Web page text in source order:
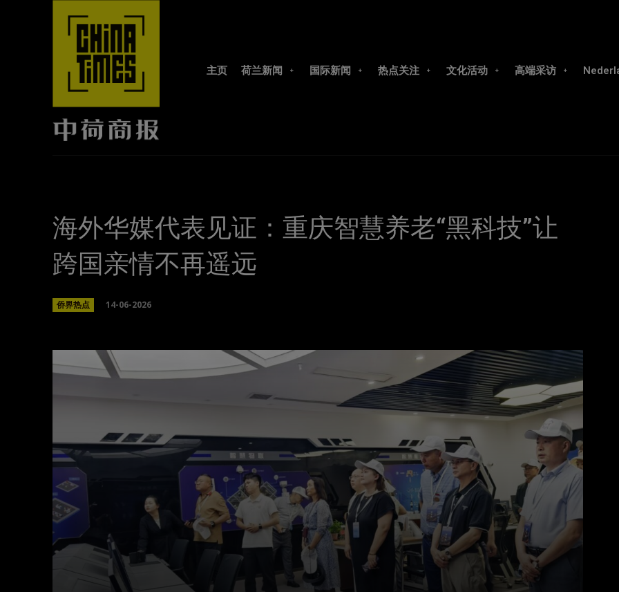
主页 荷兰新闻 国际新闻 热点关注 文化活动 高端采访
海外华媒代表见证：重庆智慧养老“黑科技”让
跨国亲情不再遥远
侨界热点 14-06-2026